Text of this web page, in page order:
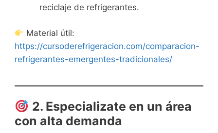
reciclaje de refrigerantes.
Material útil:
https://cursoderefrigeracion.com/comparacion-
refrigerantes-emergentes-tradicionales/
2. Especializate en un área
con alta demanda